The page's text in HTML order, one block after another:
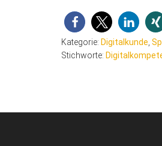
Kategorie: Digitalkunde
Stichworte: